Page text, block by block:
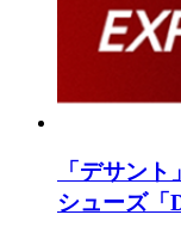
「デサン
シューズ「